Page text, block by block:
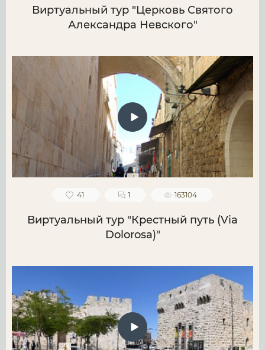
Виртуальный тур "Церковь Святого
Александра Невского"
41 1 163104
Виртуальный тур "Крестный путь (Via
Dolorosa)"